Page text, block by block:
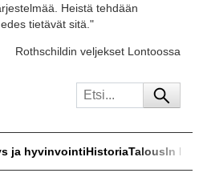
Heistä tehdään
tietävät sitä."
Rothschildin veljekset Lontoossa
ja hyvinvointiHistoriaTalousIn